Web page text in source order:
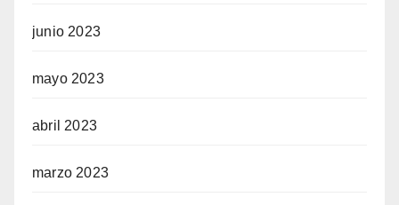
junio 2023
mayo 2023
abril 2023
marzo 2023